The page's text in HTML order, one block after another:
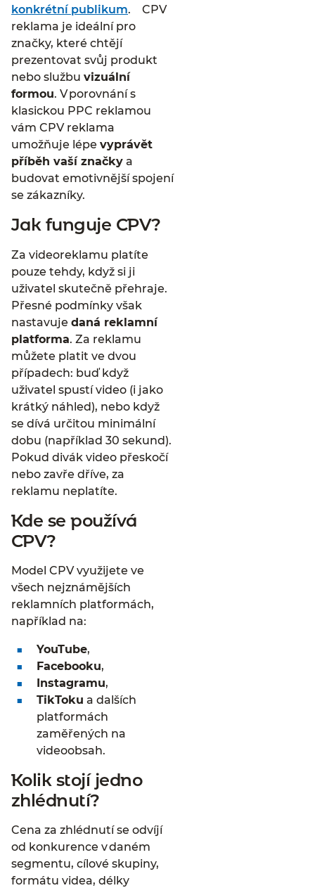
konkrétní publikum. CPV
reklama je ideální pro
značky, které chtějí
prezentovat svůj produkt
nebo službu vizuální
formou. V porovnání s
klasickou PPC reklamou
vám CPV reklama
umožňuje lépe vyprávět
příběh vaší značky a
budovat emotivnější spojení
se zákazníky.
Jak funguje CPV?
Za videoreklamu platíte
pouze tehdy, když si ji
uživatel skutečně přehraje.
Přesné podmínky však
nastavuje daná reklamní
platforma. Za reklamu
můžete platit ve dvou
případech: buď když
uživatel spustí video (i jako
krátký náhled), nebo když
se dívá určitou minimální
dobu (například 30 sekund).
Pokud divák video přeskočí
nebo zavře dříve, za
reklamu neplatíte.
Kde se používá
CPV?
Model CPV využijete ve
všech nejznámějších
reklamních platformách,
například na:
YouTube,
Facebooku,
Instagramu,
TikToku a dalších
platformách
zaměřených na
videoobsah.
Kolik stojí jedno
zhlédnutí?
Cena za zhlédnutí se odvíjí
od konkurence v daném
segmentu, cílové skupiny,
formátu videa, délky